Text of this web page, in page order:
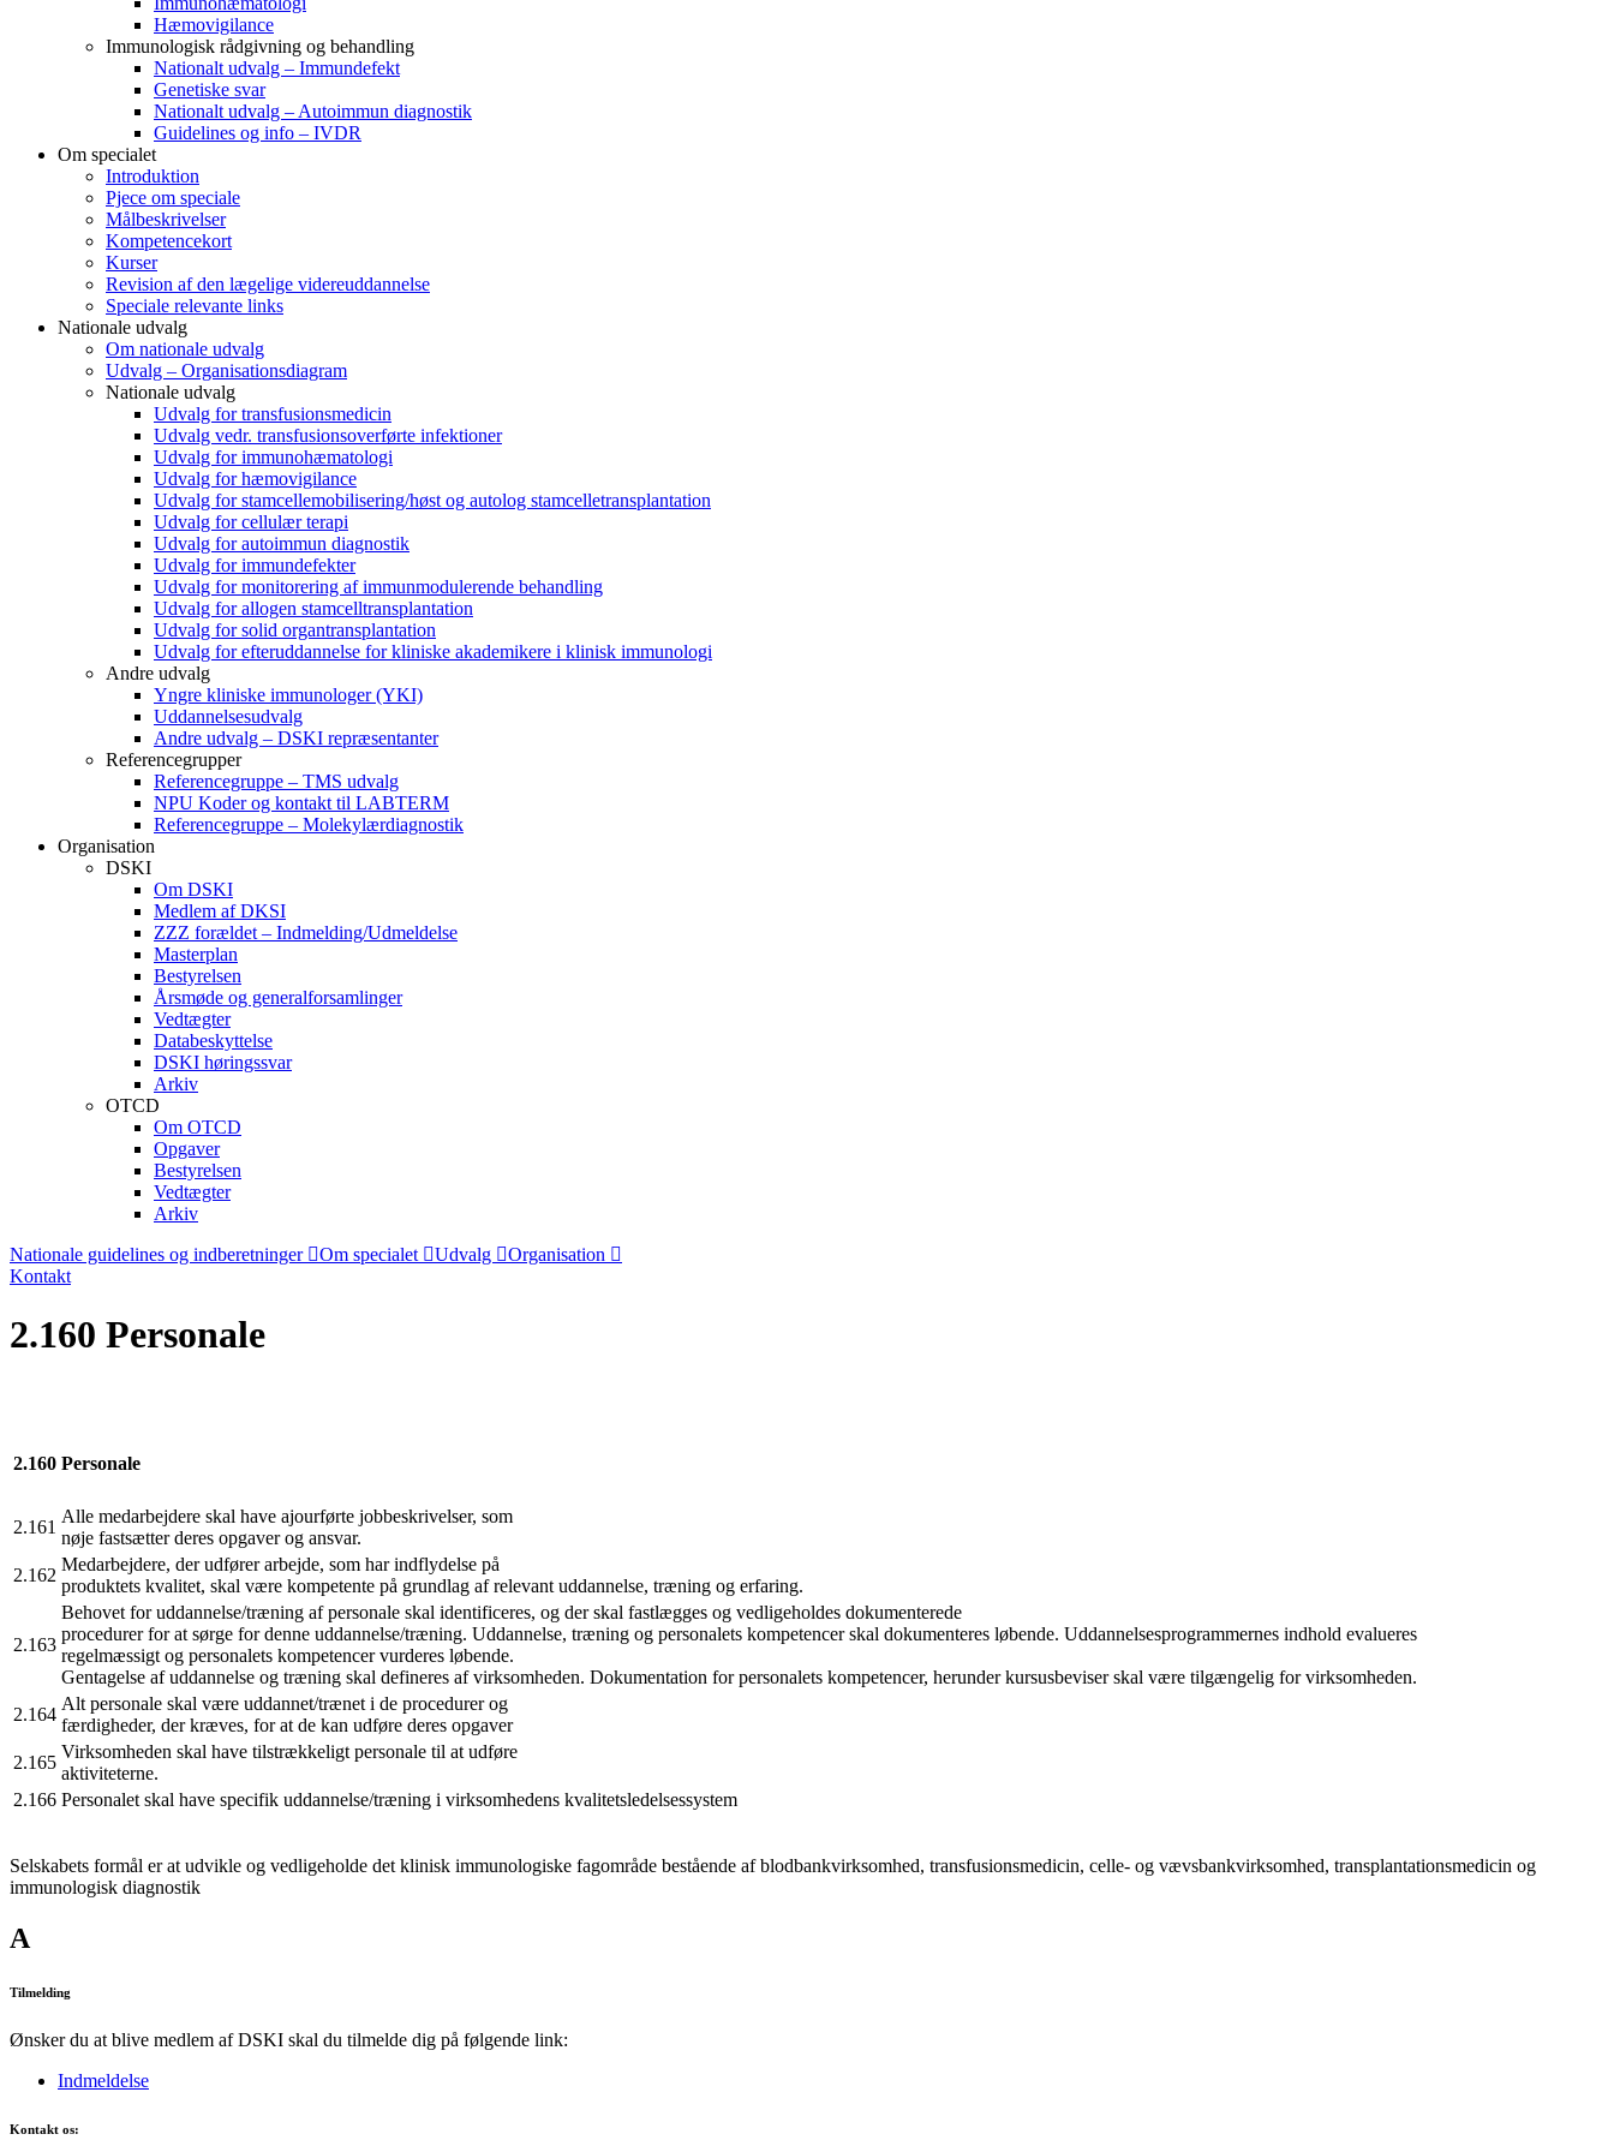
Hæmovigilance
Immunologisk rådgivning og behandling
Nationalt udvalg – Immundefekt
Genetiske svar
Nationalt udvalg – Autoimmun diagnostik
Guidelines og info – IVDR
Om specialet
Introduktion
Pjece om speciale
Målbeskrivelser
Kompetencekort
Kurser
Revision af den lægelige videreuddannelse
Speciale relevante links
Nationale udvalg
Om nationale udvalg
Udvalg – Organisationsdiagram
Nationale udvalg
Udvalg for transfusionsmedicin
Udvalg vedr. transfusionsoverførte infektioner
Udvalg for immunohæmatologi
Udvalg for hæmovigilance
Udvalg for stamcellemobilisering/høst og autolog stamcelletransplantation
Udvalg for cellulær terapi
Udvalg for autoimmun diagnostik
Udvalg for immundefekter
Udvalg for monitorering af immunmodulerende behandling
Udvalg for allogen stamcelltransplantation
Udvalg for solid organtransplantation
Udvalg for efteruddannelse for kliniske akademikere i klinisk immunologi
Andre udvalg
Yngre kliniske immunologer (YKI)
Uddannelsesudvalg
Andre udvalg – DSKI repræsentanter
Referencegrupper
Referencegruppe – TMS udvalg
NPU Koder og kontakt til LABTERM
Referencegruppe – Molekylærdiagnostik
Organisation
DSKI
Om DSKI
Medlem af DKSI
ZZZ forældet – Indmelding/Udmeldelse
Masterplan
Bestyrelsen
Årsmøde og generalforsamlinger
Vedtægter
Databeskyttelse
DSKI høringssvar
Arkiv
OTCD
Om OTCD
Opgaver
Bestyrelsen
Vedtægter
Arkiv
Nationale guidelines og indberetninger
Om specialet Udvalg
Organisation
Kontakt
2.160 Personale
2.160 Personale
2.161
Alle medarbejdere skal have ajourførte jobbeskrivelser, som
nøje fastsætter deres opgaver og ansvar.
2.162
Medarbejdere, der udfører arbejde, som har indflydelse på
produktets kvalitet, skal være kompetente på grundlag af relevant uddannelse, træning og erfaring.
2.163
Behovet for uddannelse/træning af personale skal identificeres, og der skal fastlægges og vedligeholdes dokumenterede
procedurer for at sørge for denne uddannelse/træning. Uddannelse, træning og personalets kompetencer skal dokumenteres løbende. Uddannelsesprogrammernes indhold evalueres
regelmæssigt og personalets kompetencer vurderes løbende.
Gentagelse af uddannelse og træning skal defineres af virksomheden. Dokumentation for personalets kompetencer, herunder kursusbeviser skal være tilgængelig for virksomheden.
2.164
Alt personale skal være uddannet/trænet i de procedurer og
færdigheder, der kræves, for at de kan udføre deres opgaver
2.165
Virksomheden skal have tilstrækkeligt personale til at udføre
aktiviteterne.
2.166 Personalet skal have specifik uddannelse/træning i virksomhedens kvalitetsledelsessystem
Selskabets formål er at udvikle og vedligeholde det klinisk immunologiske fagområde bestående af blodbankvirksomhed, transfusionsmedicin, celle- og vævsbankvirksomhed, transplantationsmedicin og
immunologisk diagnostik
A
Tilmelding
Ønsker du at blive medlem af DSKI skal du tilmelde dig på følgende link:
Indmeldelse
Kontakt os: